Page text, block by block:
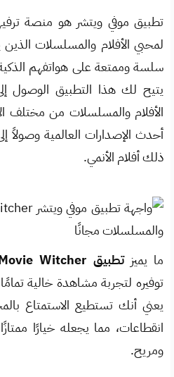
تطبيق موفي ويتشر هو منصة
لمحبي الأفلام والمسلسلات
سلسة وممتعة على هواتفهم الذكية
يتيح لك هذا التطبيق الوصول
الأفلام والمسلسلات من مختلف
أحدث الإصدارات العالمية وصولاً
ذلك أفلام الأنمي.
ما يميزتطبيق Movie Witcher
توفيره لتجربة مشاهدة خالية
يعني أنك تستطيع الاستمتاع
انقطاعات، مما يجعله خيارًا
ومريح.